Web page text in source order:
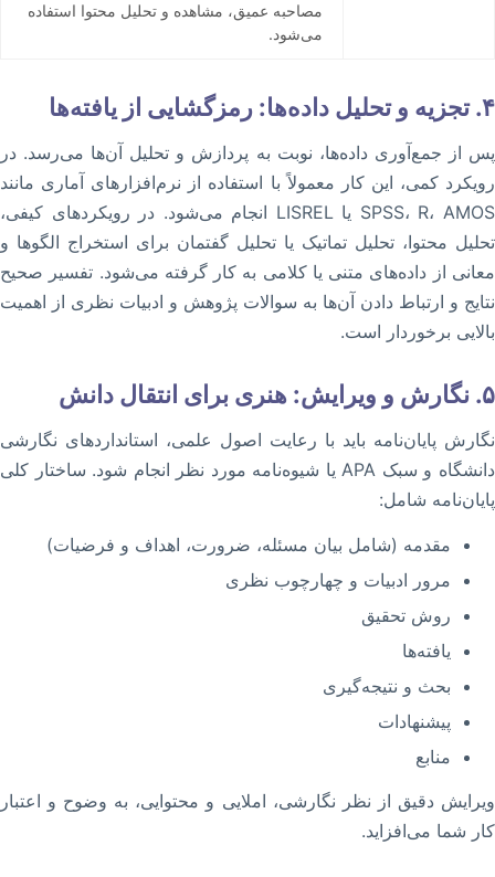
مصاحبه عمیق، مشاهده و تحلیل محتوا استفاده
می‌شود.
۴. تجزیه و تحلیل داده‌ها: رمزگشایی از یافته‌ها
پس از جمع‌آوری داده‌ها، نوبت به پردازش و تحلیل آن‌ها می‌رسد. در
رویکرد کمی، این کار معمولاً با استفاده از نرم‌افزارهای آماری مانند
SPSS، R، AMOS یا LISREL انجام می‌شود. در رویکردهای کیفی،
تحلیل محتوا، تحلیل تماتیک یا تحلیل گفتمان برای استخراج الگوها و
معانی از داده‌های متنی یا کلامی به کار گرفته می‌شود. تفسیر صحیح
نتایج و ارتباط دادن آن‌ها به سوالات پژوهش و ادبیات نظری از اهمیت
بالایی برخوردار است.
۵. نگارش و ویرایش: هنری برای انتقال دانش
نگارش پایان‌نامه باید با رعایت اصول علمی، استانداردهای نگارشی
دانشگاه و سبک APA یا شیوه‌نامه مورد نظر انجام شود. ساختار کلی
پایان‌نامه شامل:
مقدمه (شامل بیان مسئله، ضرورت، اهداف و فرضیات)
مرور ادبیات و چهارچوب نظری
روش تحقیق
یافته‌ها
بحث و نتیجه‌گیری
پیشنهادات
منابع
ویرایش دقیق از نظر نگارشی، املایی و محتوایی، به وضوح و اعتبار
کار شما می‌افزاید.